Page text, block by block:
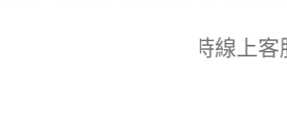
即時線上客服